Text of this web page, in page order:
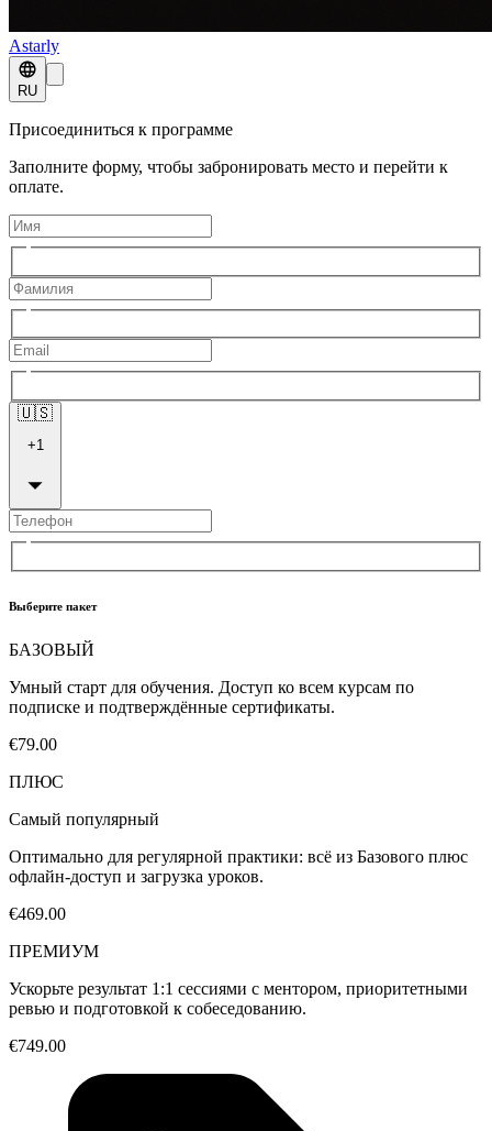
Astarly
RU
Присоединиться к программе
Заполните форму, чтобы забронировать место и перейти к
оплате.
🇺🇸
+1
Выберите пакет
БАЗОВЫЙ
Умный старт для обучения. Доступ ко всем курсам по
подписке и подтверждённые сертификаты.
€79.00
ПЛЮС
Самый популярный
Оптимально для регулярной практики: всё из Базового плюс
офлайн-доступ и загрузка уроков.
€469.00
ПРЕМИУМ
Ускорьте результат 1:1 сессиями с ментором, приоритетными
ревью и подготовкой к собеседованию.
€749.00